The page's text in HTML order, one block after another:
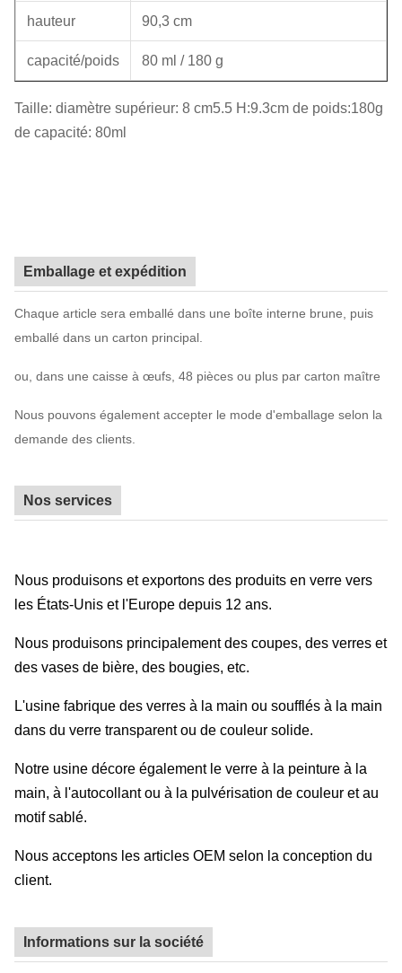
hauteur 90,3 cm
capacité/poids 80 ml / 180 g
Taille: diamètre supérieur: 8 cm5.5 H:9.3cm de poids:180g
de capacité: 80ml
Emballage et expédition
Chaque article sera emballé dans une boîte interne brune, puis
emballé dans un carton principal.
ou, dans une caisse à œufs, 48 pièces ou plus par carton maître
Nous pouvons également accepter le mode d'emballage selon la
demande des clients.
Nos services
Nous produisons et exportons des produits en verre vers
les États-Unis et l'Europe depuis 12 ans.
Nous produisons principalement des coupes, des verres et
des vases de bière, des bougies, etc.
L'usine fabrique des verres à la main ou soufflés à la main
dans du verre transparent ou de couleur solide.
Notre usine décore également le verre à la peinture à la
main, à l'autocollant ou à la pulvérisation de couleur et au
motif sablé.
Nous acceptons les articles OEM selon la conception du
client.
Informations sur la société